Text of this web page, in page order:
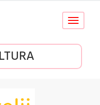
Conmutar